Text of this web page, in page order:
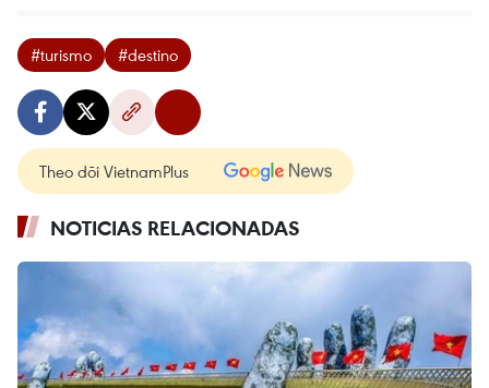
#turismo #destino
Theo dõi VietnamPlus
NOTICIAS RELACIONADAS